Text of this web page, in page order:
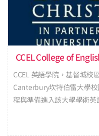
CCEL College of
CCEL 英語學院，基督城
Canterbury坎特伯雷大學
程與準備進入該大學學術英